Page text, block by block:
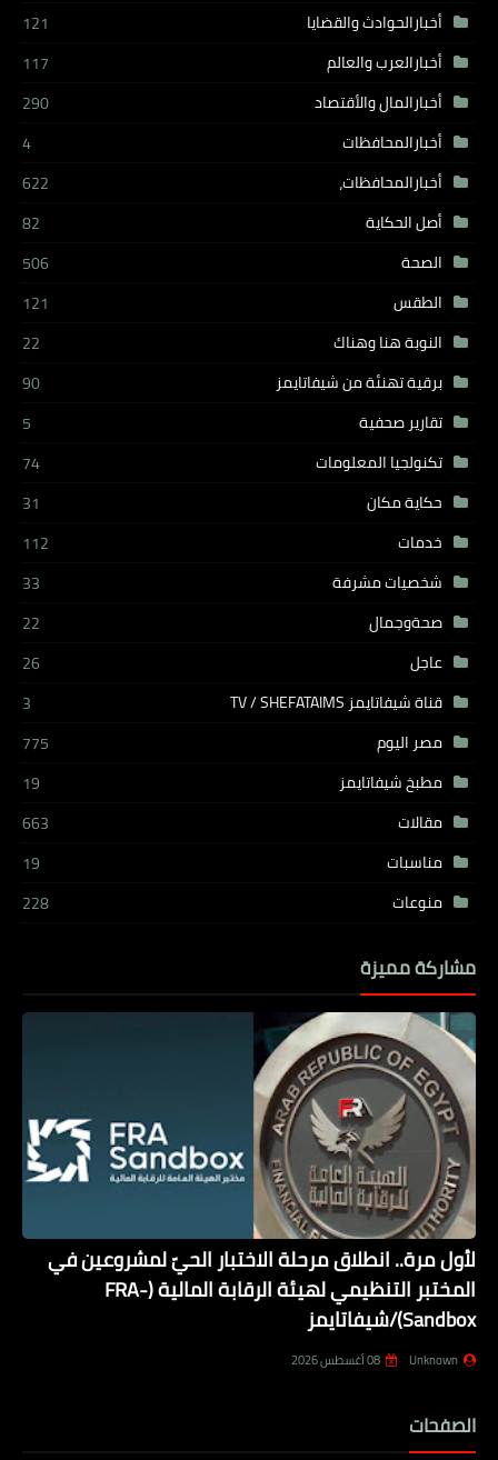
أخبارالحوادث والقضايا
121
أخبارالعرب والعالم
117
أخبارالمال والأقتصاد
290
أخبارالمحافظات
4
أخبارالمحافظات،
622
أصل الحكاية
82
الصحة
506
الطقس
121
النوبة هنا وهناك
22
برقية تهنئة من شيفاتايمز
90
تقارير صحفية
5
تكنولجيا المعلومات
74
حكاية مكان
31
خدمات
112
شخصيات مشرفة
33
صحةوجمال
22
عاجل
26
قناة شيفاتايمز TV / SHEFATAIMS
3
مصر اليوم
775
مطبخ شيفاتايمز
19
مقالات
663
مناسبات
19
منوعات
228
مشاركة مميزة
لأول مرة.. انطلاق مرحلة الاختبار الحيّ لمشروعين في
المختبر التنظيمي لهيئة الرقابة المالية (FRA-
Sandbox)/شيفاتايمز
Unknown 08 أغسطس 2026
الصفحات